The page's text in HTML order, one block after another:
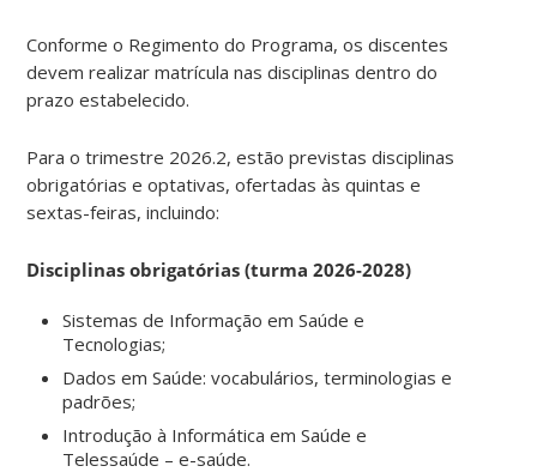
Conforme o Regimento do Programa, os discentes
devem realizar matrícula nas disciplinas dentro do
prazo estabelecido.
Para o trimestre 2026.2, estão previstas disciplinas
obrigatórias e optativas, ofertadas às quintas e
sextas-feiras, incluindo:
Disciplinas obrigatórias (turma 2026-2028)
Sistemas de Informação em Saúde e
Tecnologias;
Dados em Saúde: vocabulários, terminologias e
padrões;
Introdução à Informática em Saúde e
Telessaúde – e-saúde.